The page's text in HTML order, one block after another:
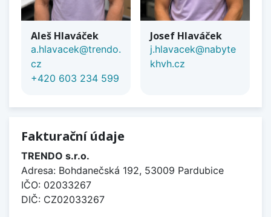
Aleš Hlaváček
a.hlavacek@trendo.
cz
+420 603 234 599
Josef Hlaváček
j.hlavacek@nabyte
khvh.cz
Fakturační údaje
TRENDO s.r.o.
Adresa: Bohdanečská 192, 53009 Pardubice
IČO: 02033267
DIČ: CZ02033267